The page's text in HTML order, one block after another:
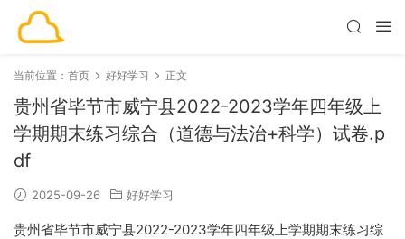
当前位置： 首页 好好学习 正文
贵州省毕节市威宁县2022-2023学年四年级上
学期期末练习综合（道德与法治+科学）试卷.p
df
2025-09-26 好好学习
贵州省毕节市威宁县2022-2023学年四年级上学期期末练习综